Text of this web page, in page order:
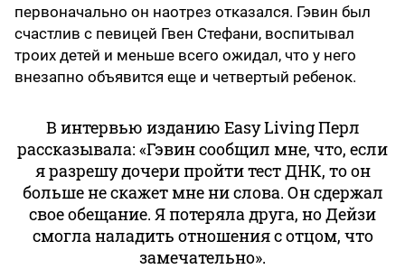
первоначально он наотрез отказался. Гэвин был
счастлив с певицей Гвен Стефани, воспитывал
троих детей и меньше всего ожидал, что у него
внезапно объявится еще и четвертый ребенок.
В интервью изданию Easy Living Перл
рассказывала: «Гэвин сообщил мне, что, если
я разрешу дочери пройти тест ДНК, то он
больше не скажет мне ни слова. Он сдержал
свое обещание. Я потеряла друга, но Дейзи
смогла наладить отношения с отцом, что
замечательно».